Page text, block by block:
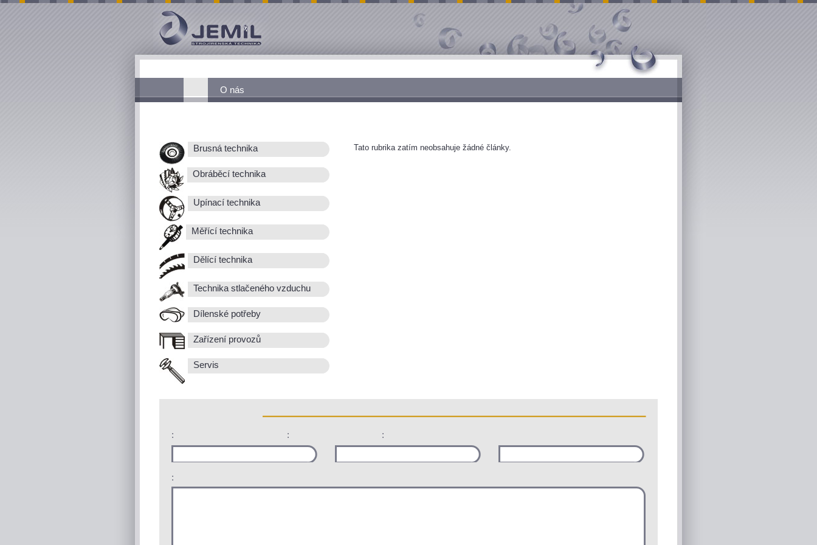
O nás
Brusná technika
Obráběcí technika
Upínací technika
Měřící technika
Dělící technika
Technika stlačeného vzduchu
Dílenské potřeby
Zařízení provozů
Servis
Tato rubrika zatím neobsahuje žádné články.
: : :
: